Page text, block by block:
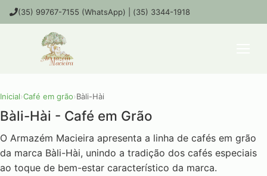
(35) 99767-7155 (WhatsApp) | (35) 3344-1918
Inicial›Café em grão›Bàli-Hài
Bàli-Hài - Café em Grão
O Armazém Macieira apresenta a linha de cafés em grão
da marca Bàli-Hài, unindo a tradição dos cafés especiais
ao toque de bem-estar característico da marca.